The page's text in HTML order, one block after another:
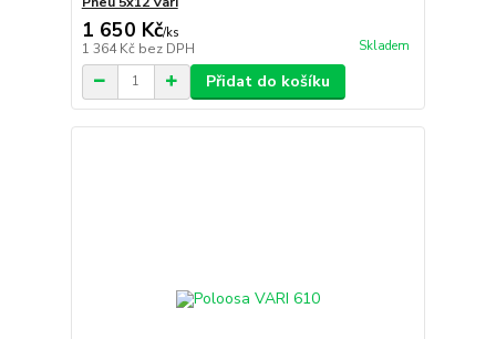
1 650 Kč/ks
1 364 Kč bez DPH Skladem
Přidat do košíku